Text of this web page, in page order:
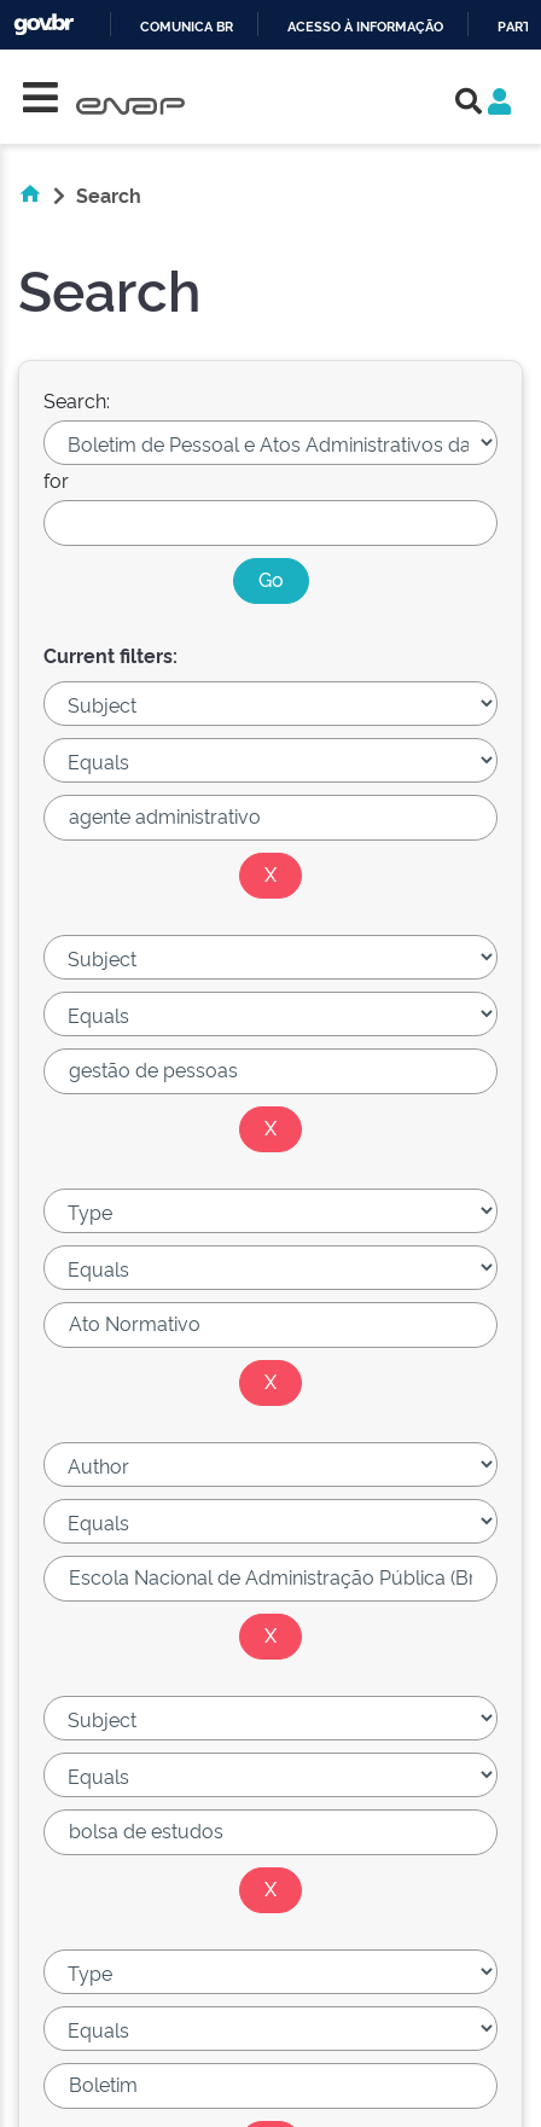
COMUNICA BR ACESSO À INFORMAÇÃO
Search
Search
Search:
for
Current filters: